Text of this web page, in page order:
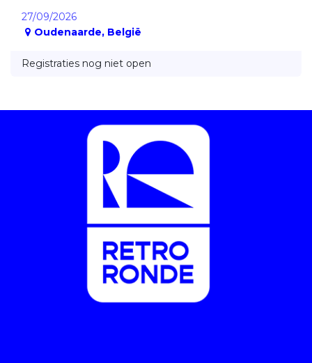
27/09/2026
Oudenaarde, België
Registraties nog niet open